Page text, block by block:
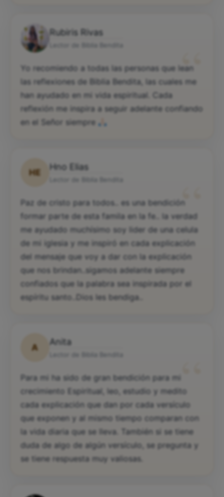
Rubiris Rivas
Lector de Biblia Bendita “
Yo recomiendo a todas las personas que lean
las reflexiones de Biblia Bendita, las cuales me
han ayudado en mi vida espiritual. Cada
reflexión me inspira a seguir adelante confiando
en el Señor siempre
HE
Hno Elias
Lector de Biblia Bendita “
Paz de cristo para todos.. es una bendición
formar parte de esta famila en la fe.. la verdad
me ayudado muchísimo soy lider de una celula
de mi iglesia y me inspiró en cada explicación
del mensaje que voy a dar con la explicación
que nos brindan..sigamos adelante siempre
confiados que la palabra sea inspirada por el
espíritu santo..Dios les bendiga..
A
Anita
Lector de Biblia Bendita “
Para mi ha sido de gran bendición para mi
crecimiento Espiritual, leo, estudio y medito
cada explicación que dan por cada versículo
que exponen y al mismo tiempo comparan con
la vida diaria que se lleva. También si se tiene
duda de algo de algún versículo, se pregunta y
se tiene respuesta muy valiosas.